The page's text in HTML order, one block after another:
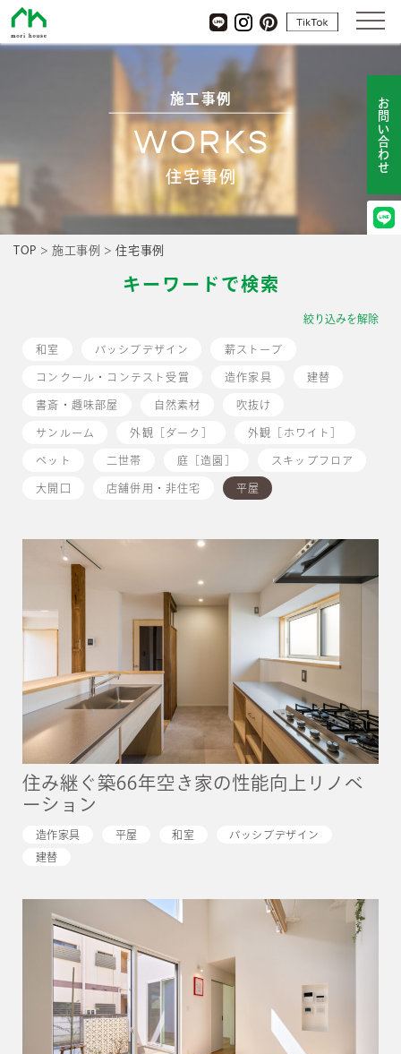
LINE Instagram
pinterest tiktok
施工事例
WORKS
住宅事例
TOP > 施工事例 >住宅事例
キーワードで検索
絞り込みを解除
和室 パッシブデザイン 薪ストーブ
コンクール・コンテスト受賞 造作家具 建替
書斎・趣味部屋 自然素材 吹抜け
サンルーム 外観［ダーク］ 外観［ホワイト］
ペット 二世帯 庭［造園］ スキップフロア
大開口 店舗併用・非住宅 平屋
住み継ぐ築66年空き家の性能向上リノベ
ーション
造作家具 平屋 和室 パッシブデザイン
建替
お問い合わせ